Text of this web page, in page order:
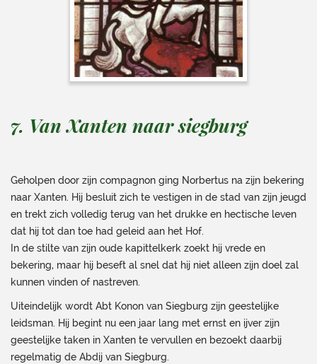
7. Van Xanten naar siegburg
Geholpen door zijn compagnon ging Norbertus na zijn bekering
naar Xanten. Hij besluit zich te vestigen in de stad van zijn jeugd
en trekt zich volledig terug van het drukke en hectische leven
dat hij tot dan toe had geleid aan het Hof.
In de stilte van zijn oude kapittelkerk zoekt hij vrede en
bekering, maar hij beseft al snel dat hij niet alleen zijn doel zal
kunnen vinden of nastreven.
Uiteindelijk wordt Abt Konon van Siegburg zijn geestelijke
leidsman. Hij begint nu een jaar lang met ernst en ijver zijn
geestelijke taken in Xanten te vervullen en bezoekt daarbij
regelmatig de Abdij van Siegburg.